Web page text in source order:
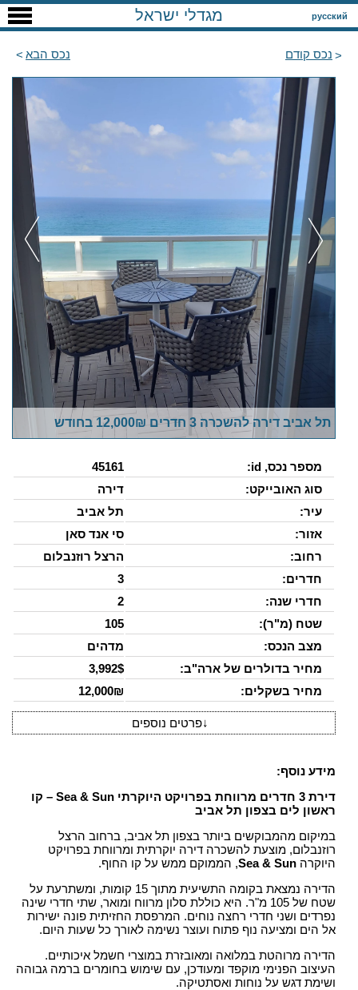
русский מגדלי ישראל
נכס קודם נכס הבא
תל אביב דירה להשכרה 3 חדרים 12,000₪ בחודש
מספר נכס, id:
45161
סוג האובייקט:
דירה
עיר:
תל אביב
אזור:
סי אנד סאן
רחוב:
הרצל רוזנבלום
חדרים:
3
חדרי שנה:
2
שטח (מ"ר):
105
מצב הנכס:
מדהים
מחיר בדולרים של ארה"ב:
3,992$
מחיר בשקלים:
12,000₪
↓פרטים נוספים
מידע נוסף:
דירת 3 חדרים מרווחת בפרויקט היוקרתי Sea & Sun – קו
ראשון לים בצפון תל אביב
במיקום מהמבוקשים ביותר בצפון תל אביב, ברחוב הרצל
רוזנבלום, מוצעת להשכרה דירה יוקרתית ומרווחת בפרויקט
היוקרה Sea & Sun, הממוקם ממש על קו החוף.
הדירה נמצאת בקומה התשיעית מתוך 15 קומות, ומשתרעת על
שטח של 105 מ"ר. היא כוללת סלון מרווח ומואר, שתי חדרי שינה
נפרדים ושני חדרי רחצה נוחים. המרפסת החזיתית פונה ישירות
אל הים ומציעה נוף פתוח ועוצר נשימה לאורך כל שעות היום.
הדירה מרוהטת במלואה ומאובזרת במוצרי חשמל איכותיים.
העיצוב הפנימי מוקפד ומעודכן, עם שימוש בחומרים ברמה גבוהה
ושימת דגש על נוחות ואסתטיקה.